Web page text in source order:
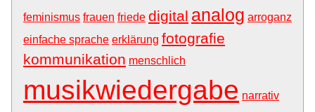
feminismus frauen friede digital analog arroganz
einfache sprache erklärung fotografie
kommunikation menschlich
musikwiedergabe narrativ